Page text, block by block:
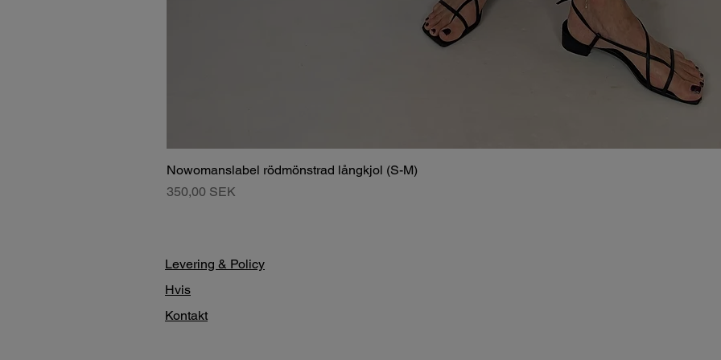
Nowomanslabel rödmönstrad långkjol (S-M)
Pris
350,00 SEK
Levering & Policy
Hvis
Kontakt